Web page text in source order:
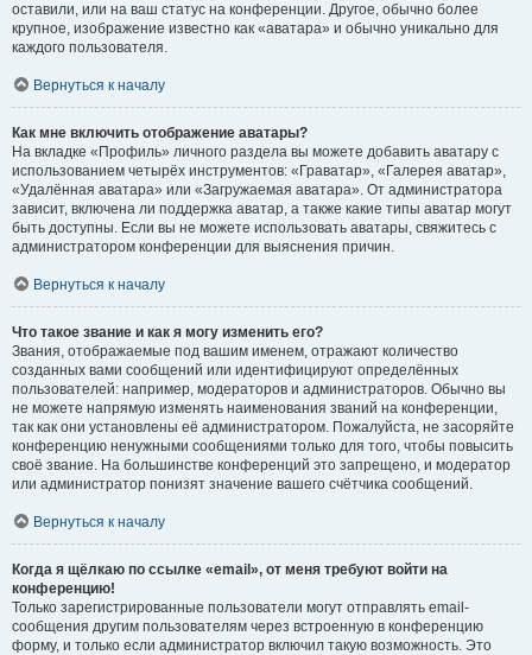
оставили, или на ваш статус на конференции. Другое, обычно более
крупное, изображение известно как «аватара» и обычно уникально для
каждого пользователя.
Вернуться к началу
Как мне включить отображение аватары?
На вкладке «Профиль» личного раздела вы можете добавить аватару с
использованием четырёх инструментов: «Граватар», «Галерея аватар»,
«Удалённая аватара» или «Загружаемая аватара». От администратора
зависит, включена ли поддержка аватар, а также какие типы аватар могут
быть доступны. Если вы не можете использовать аватары, свяжитесь с
администратором конференции для выяснения причин.
Вернуться к началу
Что такое звание и как я могу изменить его?
Звания, отображаемые под вашим именем, отражают количество
созданных вами сообщений или идентифицируют определённых
пользователей: например, модераторов и администраторов. Обычно вы
не можете напрямую изменять наименования званий на конференции,
так как они установлены её администратором. Пожалуйста, не засоряйте
конференцию ненужными сообщениями только для того, чтобы повысить
своё звание. На большинстве конференций это запрещено, и модератор
или администратор понизят значение вашего счётчика сообщений.
Вернуться к началу
Когда я щёлкаю по ссылке «email», от меня требуют войти на
конференцию!
Только зарегистрированные пользователи могут отправлять email-
сообщения другим пользователям через встроенную в конференцию
форму, и только если администратор включил такую возможность. Это